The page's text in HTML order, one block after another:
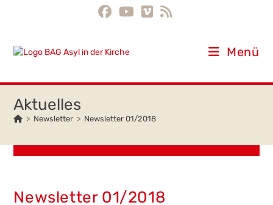
Menü
> Newsletter > Newsletter 01/2018
Newsletter 01/2018